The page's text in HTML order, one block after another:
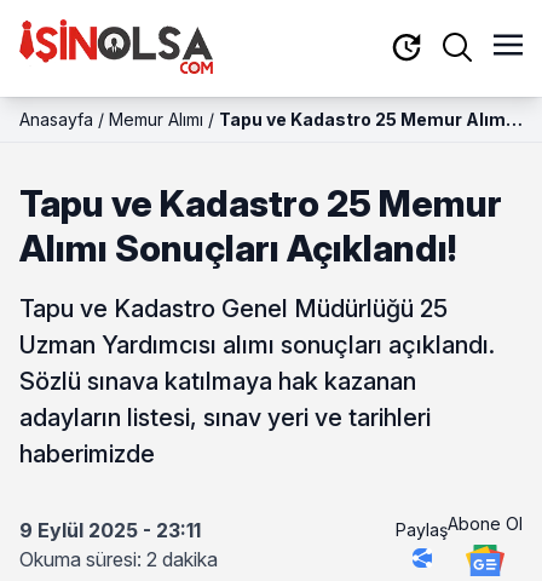
Anasayfa / Memur Alımı / Tapu ve Kadastro 25 Memur Alımı
Tapu ve Kadastro 25 Memur
Alımı Sonuçları Açıklandı!
Tapu ve Kadastro Genel Müdürlüğü 25
Uzman Yardımcısı alımı sonuçları açıklandı.
Sözlü sınava katılmaya hak kazanan
adayların listesi, sınav yeri ve tarihleri
haberimizde
9 Eylül 2025 - 23:11
Okuma süresi: 2 dakika
PaylaşAbone Ol